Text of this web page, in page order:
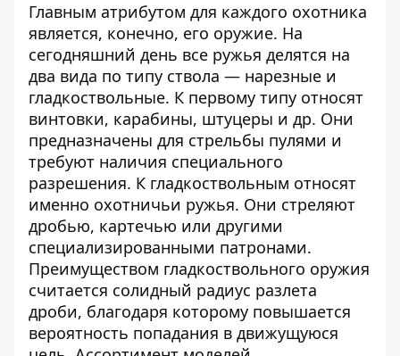
Главным атрибутом для каждого охотника
является, конечно, его оружие. На
сегодняшний день все ружья делятся на
два вида по типу ствола — нарезные и
гладкоствольные. К первому типу относят
винтовки, карабины, штуцеры и др. Они
предназначены для стрельбы пулями и
требуют наличия специального
разрешения. К гладкоствольным относят
именно охотничьи ружья. Они стреляют
дробью, картечью или другими
специализированными патронами.
Преимуществом гладкоствольного оружия
считается солидный радиус разлета
дроби, благодаря которому повышается
вероятность попадания в движущуюся